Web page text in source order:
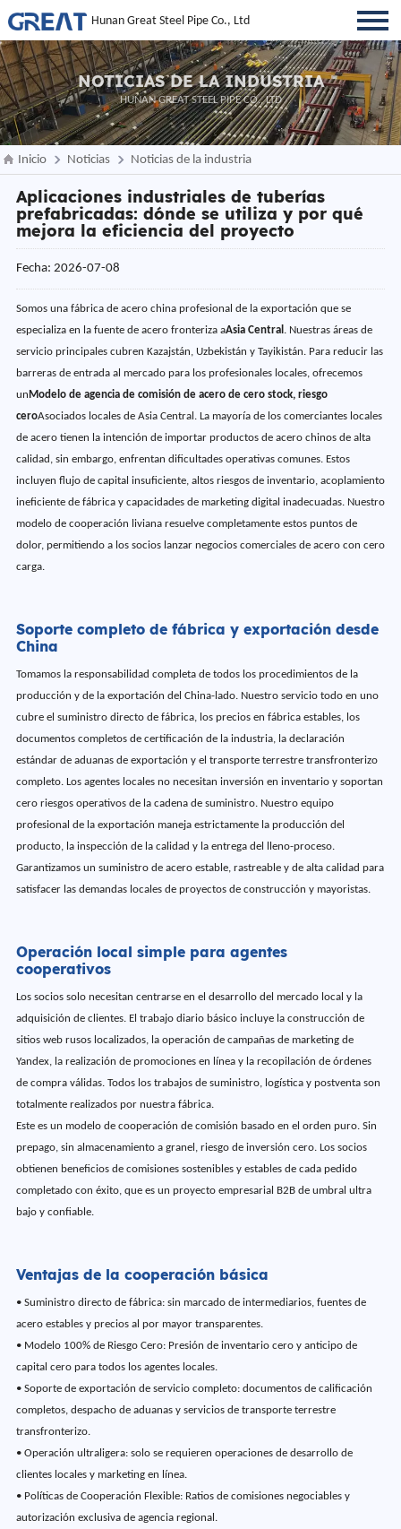
Hunan Great Steel Pipe Co., Ltd
NOTICIAS DE LA INDUSTRIA
HUNAN GREAT STEEL PIPE CO., LTD
Inicio Noticias Noticias de la industria
Aplicaciones industriales de tuberías
prefabricadas: dónde se utiliza y por qué
mejora la eficiencia del proyecto
Fecha: 2026-07-08
Somos una fábrica de acero china profesional de la exportación que se
especializa en la fuente de acero fronteriza aAsia Central . Nuestras áreas de
servicio principales cubren Kazajstán, Uzbekistán y Tayikistán. Para reducir las
barreras de entrada al mercado para los profesionales locales, ofrecemos
un Modelo de agencia de comisión de acero de cero stock, riesgo
ceroAsociados locales de Asia Central. La mayoría de los comerciantes locales
de acero tienen la intención de importar productos de acero chinos de alta
calidad, sin embargo, enfrentan dificultades operativas comunes. Estos
incluyen flujo de capital insuficiente, altos riesgos de inventario, acoplamiento
ineficiente de fábrica y capacidades de marketing digital inadecuadas. Nuestro
modelo de cooperación liviana resuelve completamente estos puntos de
dolor, permitiendo a los socios lanzar negocios comerciales de acero con cero
carga.
Soporte completo de fábrica y exportación desde
China
Tomamos la responsabilidad completa de todos los procedimientos de la
producción y de la exportación del China-lado. Nuestro servicio todo en uno
cubre el suministro directo de fábrica, los precios en fábrica estables, los
documentos completos de certificación de la industria, la declaración
estándar de aduanas de exportación y el transporte terrestre transfronterizo
completo. Los agentes locales no necesitan inversión en inventario y soportan
cero riesgos operativos de la cadena de suministro. Nuestro equipo
profesional de la exportación maneja estrictamente la producción del
producto, la inspección de la calidad y la entrega del lleno-proceso.
Garantizamos un suministro de acero estable, rastreable y de alta calidad para
satisfacer las demandas locales de proyectos de construcción y mayoristas.
Operación local simple para agentes
cooperativos
Los socios solo necesitan centrarse en el desarrollo del mercado local y la
adquisición de clientes. El trabajo diario básico incluye la construcción de
sitios web rusos localizados, la operación de campañas de marketing de
Yandex, la realización de promociones en línea y la recopilación de órdenes
de compra válidas. Todos los trabajos de suministro, logística y postventa son
totalmente realizados por nuestra fábrica.
Este es un modelo de cooperación de comisión basado en el orden puro. Sin
prepago, sin almacenamiento a granel, riesgo de inversión cero. Los socios
obtienen beneficios de comisiones sostenibles y estables de cada pedido
completado con éxito, que es un proyecto empresarial B2B de umbral ultra
bajo y confiable.
Ventajas de la cooperación básica
• Suministro directo de fábrica: sin marcado de intermediarios, fuentes de
acero estables y precios al por mayor transparentes.
• Modelo 100% de Riesgo Cero: Presión de inventario cero y anticipo de
capital cero para todos los agentes locales.
• Soporte de exportación de servicio completo: documentos de calificación
completos, despacho de aduanas y servicios de transporte terrestre
transfronterizo.
• Operación ultraligera: solo se requieren operaciones de desarrollo de
clientes locales y marketing en línea.
• Políticas de Cooperación Flexible: Ratios de comisiones negociables y
autorización exclusiva de agencia regional.